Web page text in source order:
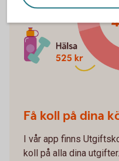
Få koll på dina
I vår app finns
koll på alla dina